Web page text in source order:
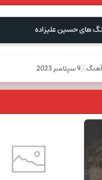
های حسین علیزاده
آهنگ 9 سپتامبر 2023